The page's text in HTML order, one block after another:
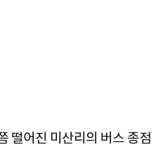
떨어진 미산리의 버스 종점